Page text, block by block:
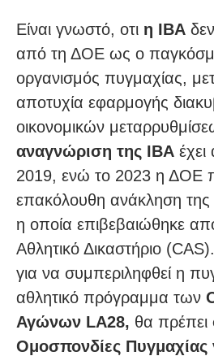
Είναι γνωστό, οτι η IBA
από τη ΔΟΕ ως ο
οργανισμός πυγμαχίας,
αποτυχία εφαρμογής
οικονομικών
αναγνώριση της IBA
2019, ενώ το 2023 η ΔΟΕ
επακόλουθη ανάκληση της
η οποία επιβεβαιώθηκε από
Αθλητικό Δικαστήριο
για να συμπεριληφθεί η
αθλητικό πρόγραμμα των
Αγώνων LA28, θα πρέπει
Ομοσπονδίες Πυγμαχίας